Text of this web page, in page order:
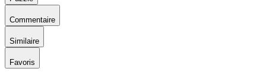
Commentaire
Similaire
Favoris